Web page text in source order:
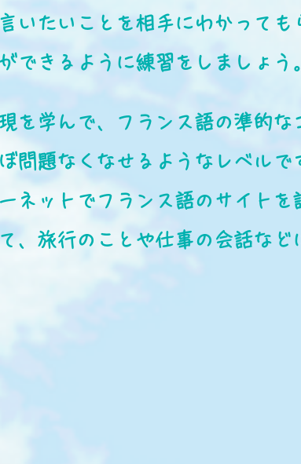
いたいことを相手にわかっても
できるように練習をしましょう
を学んで、フランス語の準的
問題なくなせるようなレベル
ネットでフランス語のサイトを
、旅行のことや仕事の会話など